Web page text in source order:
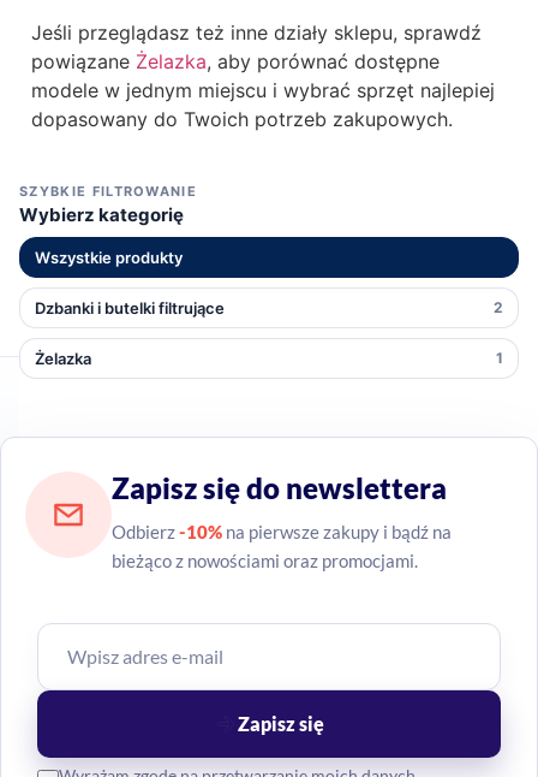
SZYBKIE FILTROWANIE
Wybierz kategorię
Wszystkie produkty
Dzbanki i butelki filtrujące 2
Żelazka 1
Jeśli przeglądasz też inne działy sklepu, sprawdź
powiązane Żelazka, aby porównać dostępne
modele w jednym miejscu i wybrać sprzęt najlepiej
dopasowany do Twoich potrzeb zakupowych.
Zapisz się do newslettera
Odbierz-10% na pierwsze zakupy i bądź na
bieżąco z nowościami oraz promocjami.
Zapisz się